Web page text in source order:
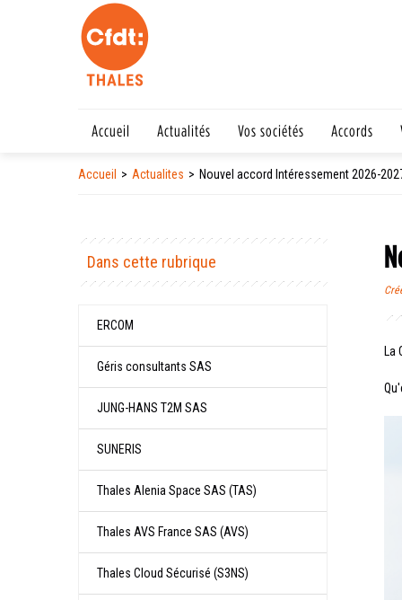
Accueil Actualités Vos sociétés Accords
Accueil Actualites Nouvel accord Intéressement 2026-
Dans cette rubrique
ERCOM
Géris consultants SAS
JUNG-­HANS T2M SAS
SUNERIS
Thales Alenia Space SAS (TAS)
Thales AVS France SAS (AVS)
Thales Cloud Sécurisé (S3NS)
La